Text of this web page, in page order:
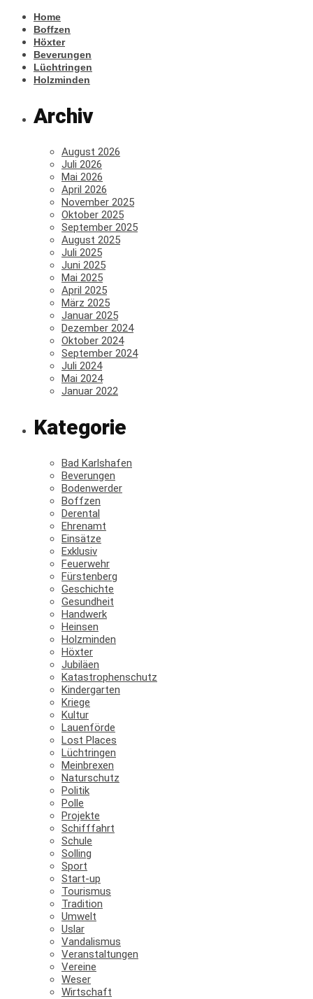
Home
Boffzen
Höxter
Beverungen
Lüchtringen
Holzminden
Archiv
August 2026
Juli 2026
Mai 2026
April 2026
November 2025
Oktober 2025
September 2025
August 2025
Juli 2025
Juni 2025
Mai 2025
April 2025
März 2025
Januar 2025
Dezember 2024
Oktober 2024
September 2024
Juli 2024
Mai 2024
Januar 2022
Kategorie
Bad Karlshafen
Beverungen
Bodenwerder
Boffzen
Derental
Ehrenamt
Einsätze
Exklusiv
Feuerwehr
Fürstenberg
Geschichte
Gesundheit
Handwerk
Heinsen
Holzminden
Höxter
Jubiläen
Katastrophenschutz
Kindergarten
Kriege
Kultur
Lauenförde
Lost Places
Lüchtringen
Meinbrexen
Naturschutz
Politik
Polle
Projekte
Schifffahrt
Schule
Solling
Sport
Start-up
Tourismus
Tradition
Umwelt
Uslar
Vandalismus
Veranstaltungen
Vereine
Weser
Wirtschaft